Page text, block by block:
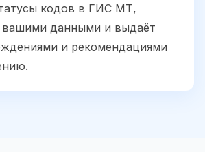
кодов в ГИС МТ,
вашими данными и выдаёт
и рекомендациями